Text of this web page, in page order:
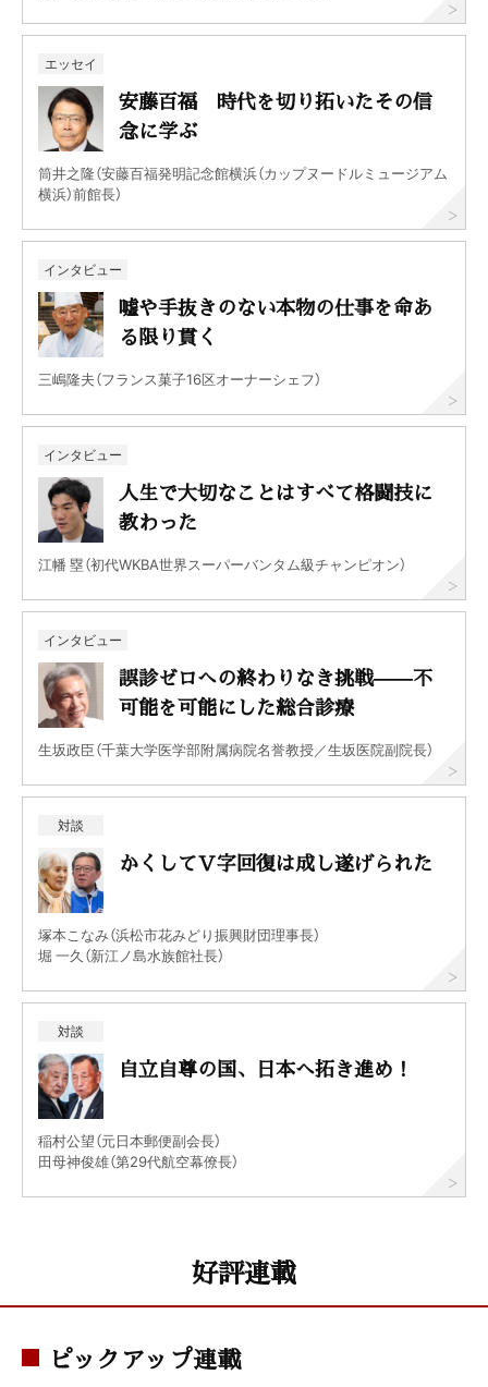
エッセイ
安藤百福 時代を切り拓いたその信
念に学ぶ
筒井之隆（安藤百福発明記念館横浜（カップヌードルミュージアム
横浜）前館長）
インタビュー
嘘や手抜きのない本物の仕事を命あ
る限り貫く
三嶋隆夫（フランス菓子16区オーナーシェフ）
インタビュー
人生で大切なことはすべて格闘技に
教わった
江幡 塁（初代WKBA世界スーパーバンタム級チャンピオン）
インタビュー
誤診ゼロへの終わりなき挑戦——不
可能を可能にした総合診療
生坂政臣（千葉大学医学部附属病院名誉教授／生坂医院副院長）
対談
かくしてＶ字回復は成し遂げられた
塚本こなみ（浜松市花みどり振興財団理事長）
堀 一久（新江ノ島水族館社長）
対談
自立自尊の国、日本へ拓き進め！
稲村公望（元日本郵便副会長）
田母神俊雄（第29代航空幕僚長）
好評連載
ピックアップ連載